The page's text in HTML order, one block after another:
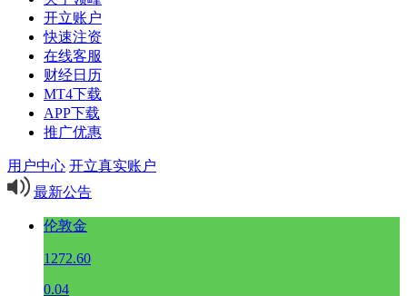
开立账户
快速注资
在线客服
财经日历
MT4下载
APP下载
推广优惠
用户中心 开立真实账户
最新公告
伦敦金
1272.60
0.04